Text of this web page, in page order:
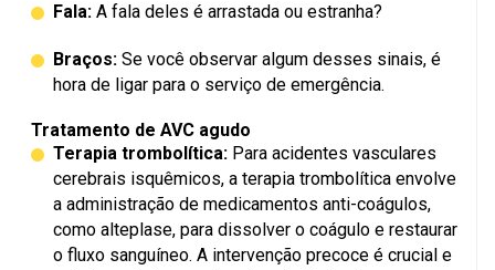
Fala: A fala deles é arrastada ou estranha?
Braços: Se você observar algum desses sinais, é
hora de ligar para o serviço de emergência.
Tratamento de AVC agudo
Terapia trombolítica: Para acidentes vasculares
cerebrais isquêmicos, a terapia trombolítica envolve
a administração de medicamentos anti-coágulos,
como alteplase, para dissolver o coágulo e restaurar
o fluxo sanguíneo. A intervenção precoce é crucial e